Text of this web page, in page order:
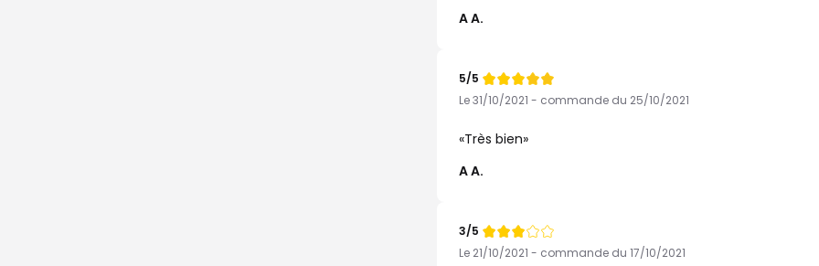
A A.
Note
de
5/5
Le 31/10/2021 - commande du 25/10/2021
Très bien
A A.
Note
de
3/5
Le 21/10/2021 - commande du 17/10/2021